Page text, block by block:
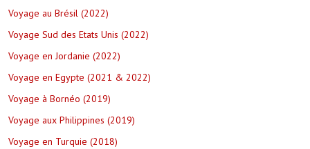
Voyage au Brésil (2022)
Voyage Sud des Etats Unis (2022)
Voyage en Jordanie (2022)
Voyage en Egypte (2021 & 2022)
Voyage à Bornéo (2019)
Voyage aux Philippines (2019)
Voyage en Turquie (2018)